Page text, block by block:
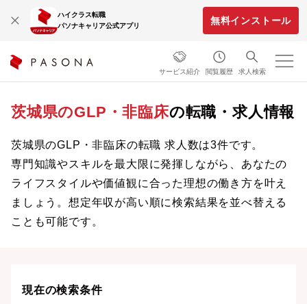
ハイクラス転職
パソナキャリア公式アプリ
無料インストール
サービス紹介 閲覧履歴 求人検索
茨城県のGLP・非臨床の転職・求人情報
茨城県のGLP・非臨床の転職 求人数は3件です。
専門知識やスキルを最大限に発揮しながら、あなたの
ライフスタイルや価値観に合った理想の働き方を叶え
ましょう。想定年収が高い順に検索結果を並べ替える
ことも可能です。
現在の検索条件